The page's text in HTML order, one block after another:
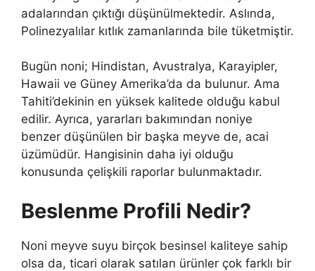
adalarından çıktığı düşünülmektedir. Aslında,
Polinezyalılar kıtlık zamanlarında bile tüketmiştir.
Bugün noni; Hindistan, Avustralya, Karayipler,
Hawaii ve Güney Amerika’da da bulunur. Ama
Tahiti’dekinin en yüksek kalitede olduğu kabul
edilir. Ayrıca, yararları bakımından noniye
benzer düşünülen bir başka meyve de, acai
üzümüdür. Hangisinin daha iyi olduğu
konusunda çelişkili raporlar bulunmaktadır.
Beslenme Profili Nedir?
Noni meyve suyu birçok besinsel kaliteye sahip
olsa da, ticari olarak satılan ürünler çok farklı bir